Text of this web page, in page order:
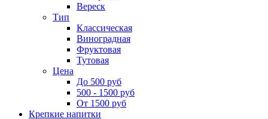
Вереск
Тип
Классическая
Виноградная
Фруктовая
Тутовая
Цена
До 500 руб
500 - 1500 руб
От 1500 руб
Крепкие напитки